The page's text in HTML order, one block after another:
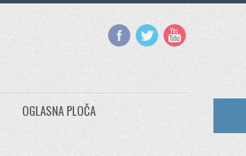
OGLASNA PLOČA